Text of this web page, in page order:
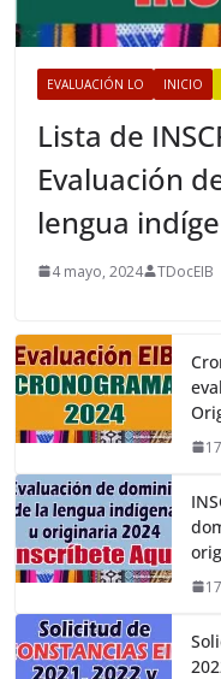
EVALUACIÓN LO INICIO
Lista de
Evaluación
lengua
4 mayo, 2024 TDocEIB